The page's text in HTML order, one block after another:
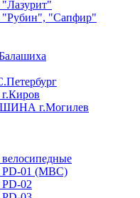
"Рубин", "Сапфир"
г.Могилев
PD-01 (МВС)
02